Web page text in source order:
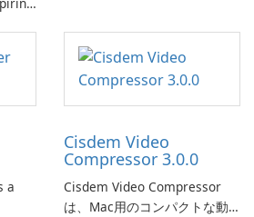
This game is where it all
began! Junk Jack Retro,
formerly known as Junk Jack,
a
Cisdem Video
Compressor 3.0.0
Cisdem Video Compressor
は、Mac用のコンパクトな動